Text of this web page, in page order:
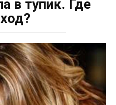
в тупик. Где